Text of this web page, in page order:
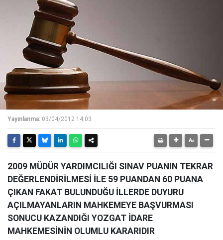
Yayınlanma: 03/04/2012 14:03
2009 MÜDÜR YARDIMCILIĞI SINAV PUANIN TEKRAR
DEĞERLENDİRİLMESİ İLE 59 PUANDAN 60 PUANA
ÇIKAN FAKAT BULUNDUĞU İLLERDE DUYURU
AÇILMAYANLARIN MAHKEMEYE BAŞVURMASI
SONUCU KAZANDIĞI YOZGAT İDARE
MAHKEMESİNİN OLUMLU KARARIDIR